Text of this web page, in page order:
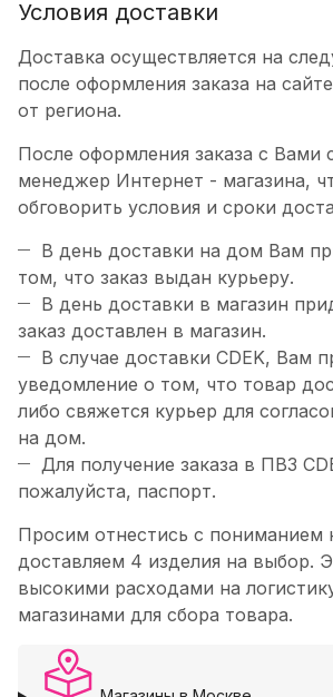
Условия доставки
Доставка осуществляется на
после оформления заказа на
от региона.
После оформления заказа с Вами
менеджер Интернет - магазина,
обговорить условия и сроки
В день доставки на дом Вам
том, что заказ выдан курьеру.
В день доставки в магазин
заказ доставлен в магазин.
В случае доставки CDEK, Вам
уведомление о том, что товар
либо свяжется курьер для
на дом.
Для получение заказа в ПВЗ
пожалуйста, паспорт.
Просим отнестись с пониманием
доставляем 4 изделия на выбор.
высокими расходами на
магазинами для сбора товара.